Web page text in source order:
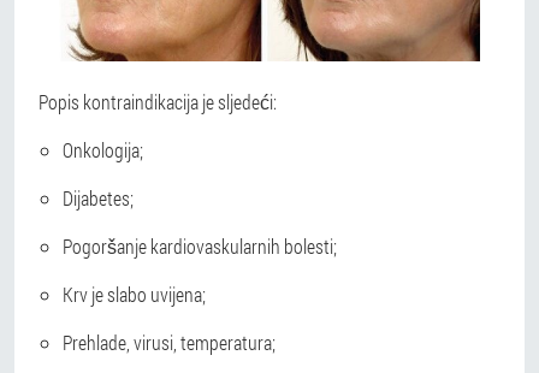
Popis kontraindikacija je sljedeći:
Onkologija;
Dijabetes;
Pogoršanje kardiovaskularnih bolesti;
Krv je slabo uvijena;
Prehlade, virusi, temperatura;